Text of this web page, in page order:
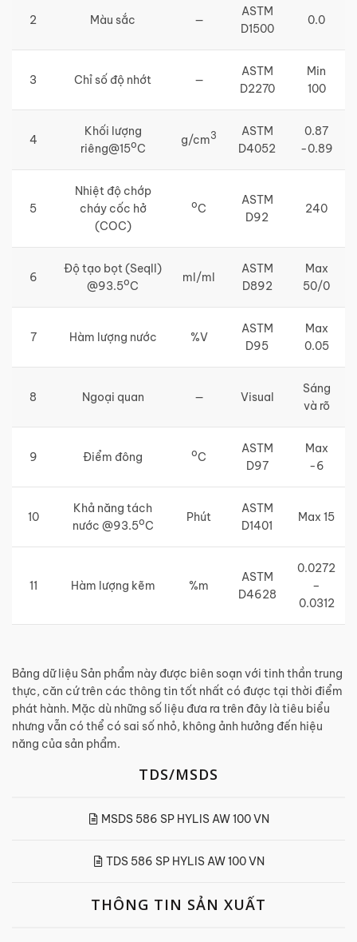
2 Màu sắc —
ASTM
D1500
0.0
3 Chỉ số độ nhớt —
ASTM
D2270
Min
100
4
Khối lượng
riêng@15oC
g/cm3
ASTM
D4052
0.87
-0.89
5
Nhiệt độ chớp
cháy cốc hở
(COC)
oC
ASTM
D92
240
6
Độ tạo bọt (SeqII)
@93.5oC
ml/ml
ASTM
D892
Max
50/0
7 Hàm lượng nước %V
ASTM
D95
Max
0.05
8 Ngoại quan — Visual
Sáng
và rõ
9 Điểm đông oC
ASTM
D97
Max
-6
10
Khả năng tách
nước @93.5oC
Phút
ASTM
D1401
Max 15
11 Hàm lượng kẽm %m
ASTM
D4628
0.0272
–
0.0312
Bảng dữ liệu Sản phẩm này được biên soạn với tinh thần trung
thực, căn cứ trên các thông tin tốt nhất có được tại thời điểm
phát hành. Mặc dù những số liệu đưa ra trên đây là tiêu biểu
nhưng vẫn có thể có sai số nhỏ, không ảnh hưởng đến hiệu
năng của sản phẩm.
TDS/MSDS
MSDS 586 SP HYLIS AW 100 VN
TDS 586 SP HYLIS AW 100 VN
THÔNG TIN SẢN XUẤT